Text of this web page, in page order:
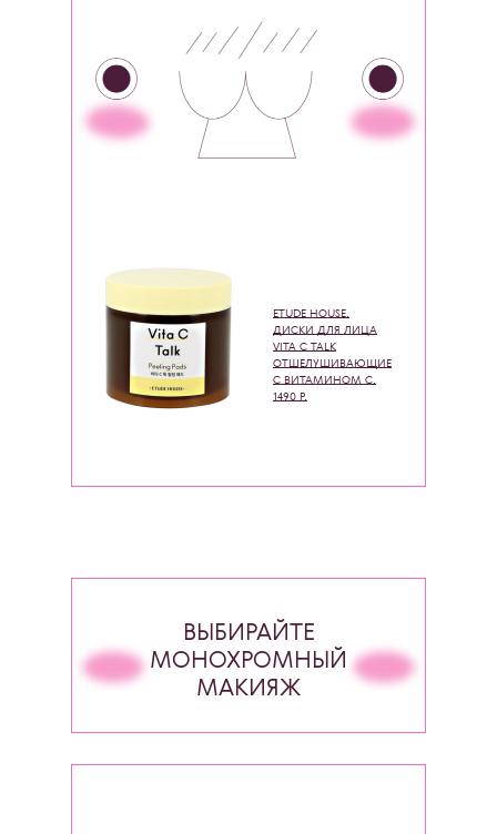
ETUDE HOUSE,
ДИСКИ ДЛЯ ЛИЦА
VITA C TALK
ОТШЕЛУШИВАЮЩИЕ
С ВИТАМИНОМ С,
1490 Р.
ВЫБИРАЙТЕ
МОНОХРОМНЫЙ
МАКИЯЖ